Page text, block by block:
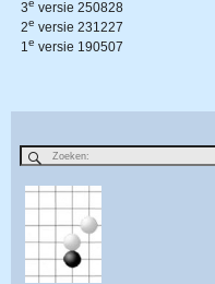
3e versie 250828
2e versie 231227
1e versie 190507